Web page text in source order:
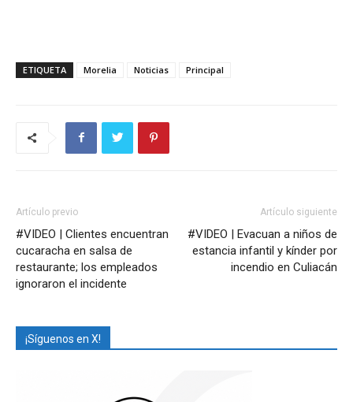
ETIQUETA Morelia Noticias Principal
Artículo previo
#VIDEO | Clientes encuentran
cucaracha en salsa de
restaurante; los empleados
ignoraron el incidente
Artículo siguiente
#VIDEO | Evacuan a niños de
estancia infantil y kínder por
incendio en Culiacán
¡Síguenos en X!